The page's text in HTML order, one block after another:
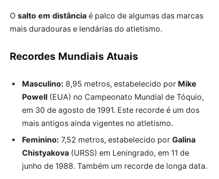
O salto em distância é palco de algumas das marcas
mais duradouras e lendárias do atletismo.
Recordes Mundiais Atuais
Masculino: 8,95 metros, estabelecido por Mike
Powell (EUA) no Campeonato Mundial de Tóquio,
em 30 de agosto de 1991. Este recorde é um dos
mais antigos ainda vigentes no atletismo.
Feminino: 7,52 metros, estabelecido por Galina
Chistyakova (URSS) em Leningrado, em 11 de
junho de 1988. Também um recorde de longa data.